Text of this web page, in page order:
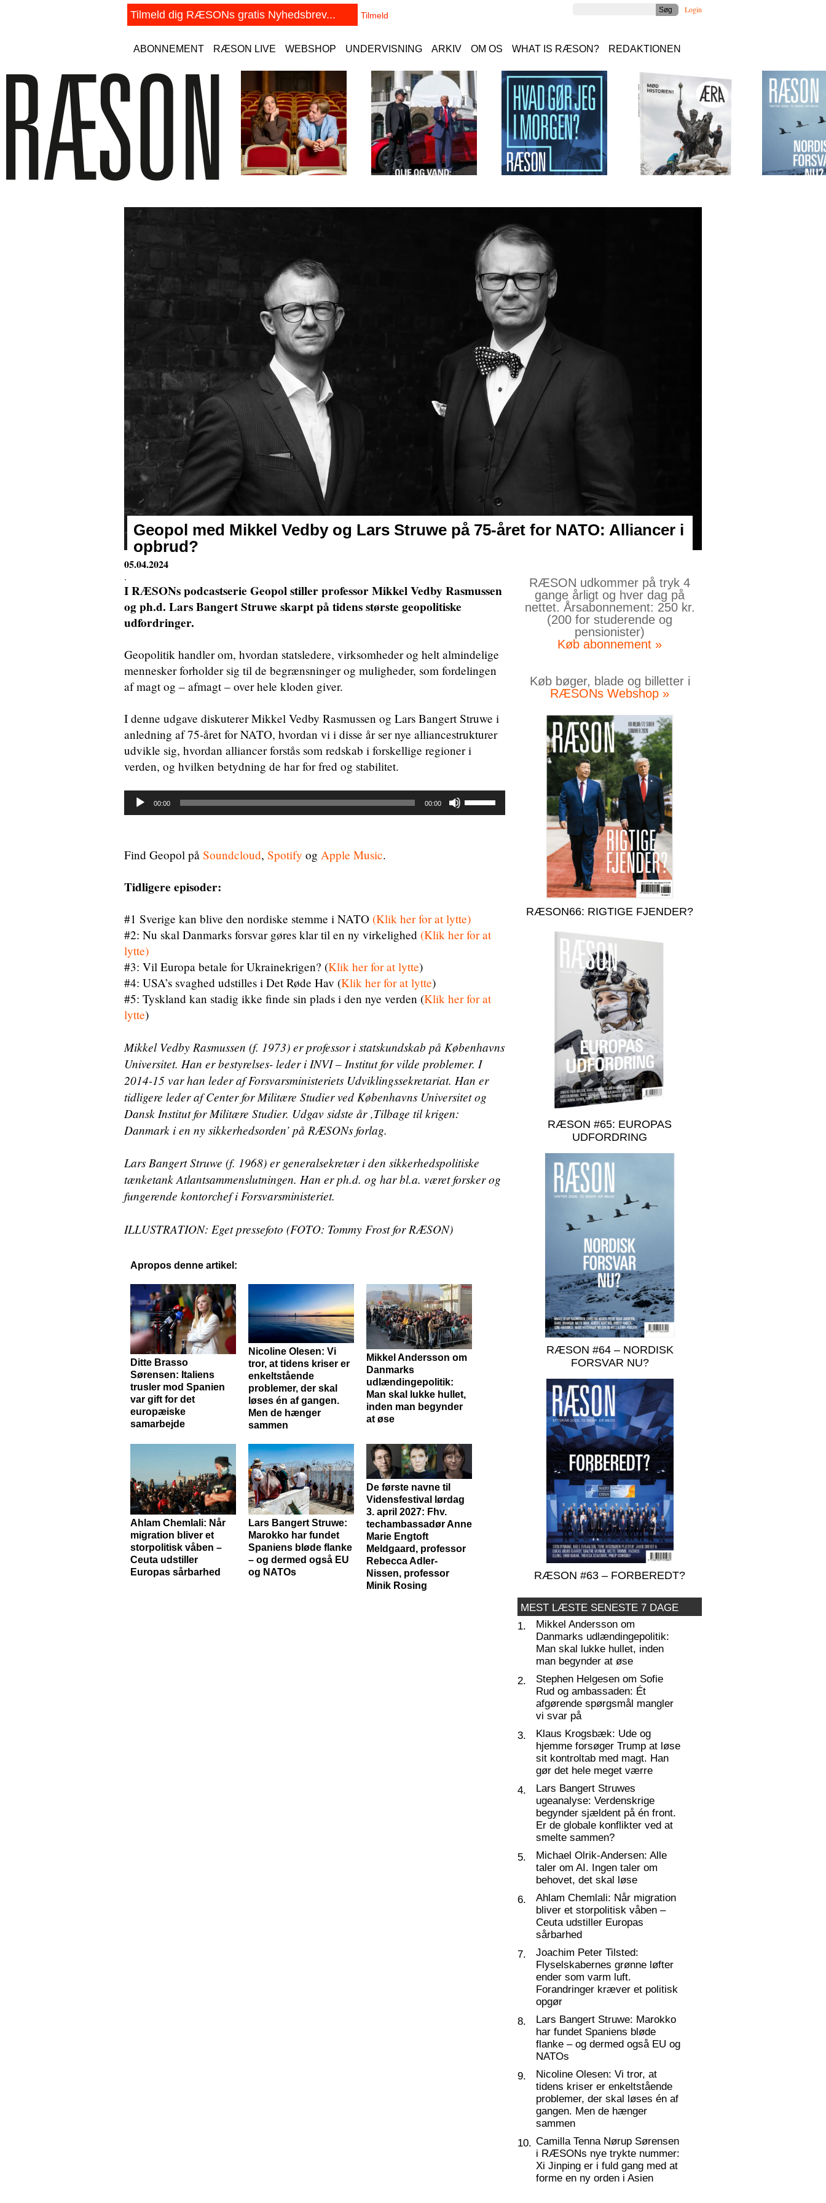
Login
ABONNEMENT RÆSON LIVE WEBSHOP UNDERVISNING ARKIV OM OS WHAT IS RÆSON? REDAKTIONEN
Geopol med Mikkel Vedby og Lars Struwe på 75-året for NATO: Alliancer i
opbrud?
05.04.2024
.
I RÆSONs podcastserie Geopol stiller professor Mikkel Vedby Rasmussen
og ph.d. Lars Bangert Struwe skarpt på tidens største geopolitiske
udfordringer.
Geopolitik handler om, hvordan statsledere, virksomheder og helt almindelige
mennesker forholder sig til de begrænsninger og muligheder, som fordelingen
af magt og – afmagt – over hele kloden giver.
I denne udgave diskuterer Mikkel Vedby Rasmussen og Lars Bangert Struwe i
anledning af 75-året for NATO, hvordan vi i disse år ser nye alliancestrukturer
udvikle sig, hvordan alliancer forstås som redskab i forskellige regioner i
verden, og hvilken betydning de har for fred og stabilitet.
Lydafspiller
00:00 00:00
Brug
op/ned
ned
for
Find Geopol på Soundcloud, Spotify og Apple Music.
Tidligere episoder:
#1 Sverige kan blive den nordiske stemme i NATO (Klik her for at lytte)
#2: Nu skal Danmarks forsvar gøres klar til en ny virkelighed (Klik her for at
lytte)
#3: Vil Europa betale for Ukrainekrigen? (Klik her for at lytte)
#4: USA’s svaghed udstilles i Det Røde Hav (Klik her for at lytte)
#5: Tyskland kan stadig ikke finde sin plads i den nye verden (Klik her for at
lytte)
Mikkel Vedby Rasmussen (f. 1973) er professor i statskundskab på Københavns
Universitet. Han er bestyrelses- leder i INVI – Institut for vilde problemer. I
2014-15 var han leder af Forsvarsministeriets Udviklingssekretariat. Han er
tidligere leder af Center for Militære Studier ved Københavns Universitet og
Dansk Institut for Militære Studier. Udgav sidste år ‚Tilbage til krigen:
Danmark i en ny sikkerhedsorden’ på RÆSONs forlag.
Lars Bangert Struwe (f. 1968) er generalsekretær i den sikkerhedspolitiske
tænketank Atlantsammenslutningen. Han er ph.d. og har bl.a. været forsker og
fungerende kontorchef i Forsvarsministeriet.
ILLUSTRATION: Eget pressefoto (FOTO: Tommy Frost for RÆSON)
Apropos denne artikel:
Ditte Brasso
Sørensen: Italiens
trusler mod Spanien
var gift for det
europæiske
samarbejde
Nicoline Olesen: Vi
tror, at tidens kriser er
enkeltstående
problemer, der skal
løses én af gangen.
Men de hænger
sammen
Mikkel Andersson om
Danmarks
udlændingepolitik:
Man skal lukke hullet,
inden man begynder
at øse
Ahlam Chemlali: Når
migration bliver et
storpolitisk våben –
Ceuta udstiller
Europas sårbarhed
Lars Bangert Struwe:
Marokko har fundet
Spaniens bløde flanke
– og dermed også EU
og NATOs
De første navne til
Vidensfestival lørdag
3. april 2027: Fhv.
techambassadør Anne
Marie Engtoft
Meldgaard, professor
Rebecca Adler-
Nissen, professor
Minik Rosing
RÆSON udkommer på tryk 4
gange årligt og hver dag på
nettet. Årsabonnement: 250 kr.
(200 for studerende og
pensionister)
Køb abonnement »
Køb bøger, blade og billetter i
RÆSONs Webshop »
RÆSON66: RIGTIGE FJENDER?
RÆSON #65: EUROPAS
UDFORDRING
RÆSON #64 – NORDISK
FORSVAR NU?
RÆSON #63 – FORBEREDT?
MEST LÆSTE SENESTE 7 DAGE
1.
Mikkel Andersson om
Danmarks udlændingepolitik:
Man skal lukke hullet, inden
man begynder at øse
2.
Stephen Helgesen om Sofie
Rud og ambassaden: Ét
afgørende spørgsmål mangler
vi svar på
3.
Klaus Krogsbæk: Ude og
hjemme forsøger Trump at løse
sit kontroltab med magt. Han
gør det hele meget værre
4.
Lars Bangert Struwes
ugeanalyse: Verdenskrige
begynder sjældent på én front.
Er de globale konflikter ved at
smelte sammen?
5.
Michael Olrik-Andersen: Alle
taler om AI. Ingen taler om
behovet, det skal løse
6.
Ahlam Chemlali: Når migration
bliver et storpolitisk våben –
Ceuta udstiller Europas
sårbarhed
7.
Joachim Peter Tilsted:
Flyselskabernes grønne løfter
ender som varm luft.
Forandringer kræver et politisk
opgør
8.
Lars Bangert Struwe: Marokko
har fundet Spaniens bløde
flanke – og dermed også EU og
NATOs
9.
Nicoline Olesen: Vi tror, at
tidens kriser er enkeltstående
problemer, der skal løses én af
gangen. Men de hænger
sammen
10. Camilla Tenna Nørup Sørensen
i RÆSONs nye trykte nummer:
Xi Jinping er i fuld gang med at
forme en ny orden i Asien